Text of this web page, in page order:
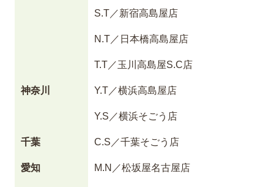
S.T／新宿高島屋店
N.T／日本橋高島屋店
T.T／玉川高島屋S.C店
神奈川 Y.T／横浜高島屋店
Y.S／横浜そごう店
千葉 C.S／千葉そごう店
愛知 M.N／松坂屋名古屋店